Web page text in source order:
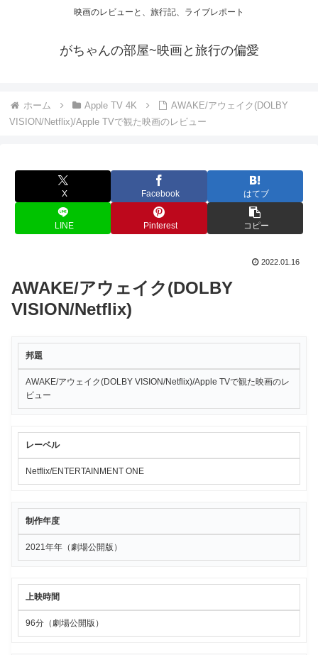
映画のレビューと、旅行記、ライブレポート
がちゃんの部屋~映画と旅行の偏愛
ホーム Apple TV 4K
AWAKE/アウェイク(DOLBY
VISION/Netflix)/Apple TVで観た映画のレビュー
X Facebook はてブ
LINE Pinterest コピー
2022.01.16
AWAKE/アウェイク(DOLBY
VISION/Netflix)
邦題
AWAKE/アウェイク(DOLBY VISION/Netflix)/Apple TVで観た映画のレ
ビュー
レーベル
Netflix/ENTERTAINMENT ONE
制作年度
2021年年（劇場公開版）
上映時間
96分（劇場公開版）